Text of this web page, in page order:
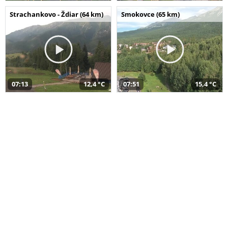
Strachankovo - Ždiar (64 km)
07:13 12,4 °C
Smokovce (65 km)
07:51 15,4 °C